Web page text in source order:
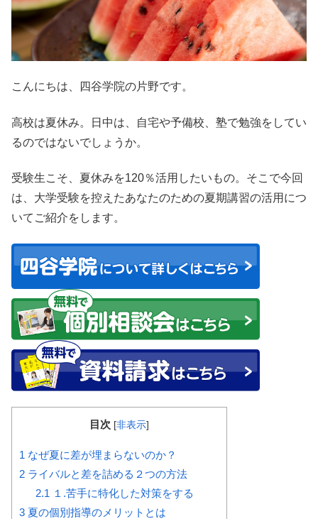
こんにちは、四谷学院の片野です。
高校は夏休み。日中は、自宅や予備校、塾で勉強をしてい
るのではないでしょうか。
受験生こそ、夏休みを120％活用したいもの。そこで今回
は、大学受験を控えたあなたのための夏期講習の活用 につ
いてご紹介をします。
目次 [非表示]
1 なぜ夏に差が埋まらないのか？
2 ライバルと差を詰める２つの方法
2.1 １.苦手に特化した対策をする
3 夏の個別指導のメリットとは